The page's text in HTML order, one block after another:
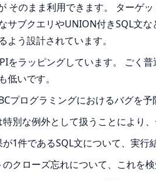
そのまま利用できます。 ターゲ
サブクエリやUNION付きSQL文
よう設計されています。
をラッピングしています。 ごく
低いです。
プログラミングにおけるバグを
別な例外として扱うことにより
1件であるSQL文について、実行
クローズ忘れについて、これを